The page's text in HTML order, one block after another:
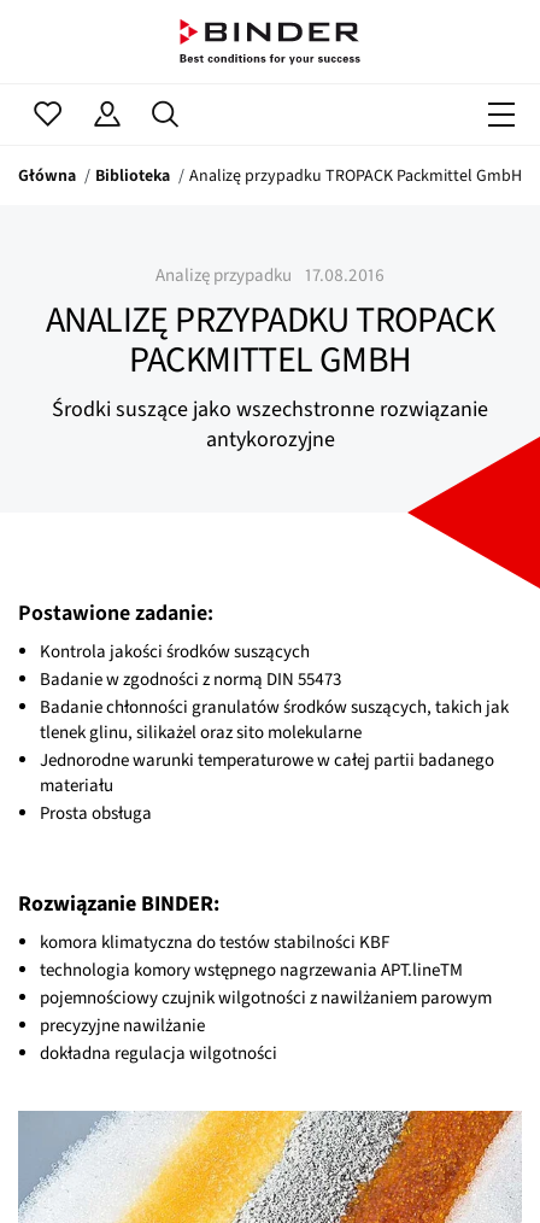
Główna Biblioteka Analizę przypadku TROPACK Packmittel GmbH
Analizę przypadku 17.08.2016
ANALIZĘ PRZYPADKU TROPACK
PACKMITTEL GMBH
Środki suszące jako wszechstronne rozwiązanie
antykorozyjne
Postawione zadanie:
Kontrola jakości środków suszących
Badanie w zgodności z normą DIN 55473
Badanie chłonności granulatów środków suszących, takich jak
tlenek glinu, silikażel oraz sito molekularne
Jednorodne warunki temperaturowe w całej partii badanego
materiału
Prosta obsługa
Rozwiązanie BINDER:
komora klimatyczna do testów stabilności KBF
technologia komory wstępnego nagrzewania APT.lineTM
pojemnościowy czujnik wilgotności z nawilżaniem parowym
precyzyjne nawilżanie
dokładna regulacja wilgotności